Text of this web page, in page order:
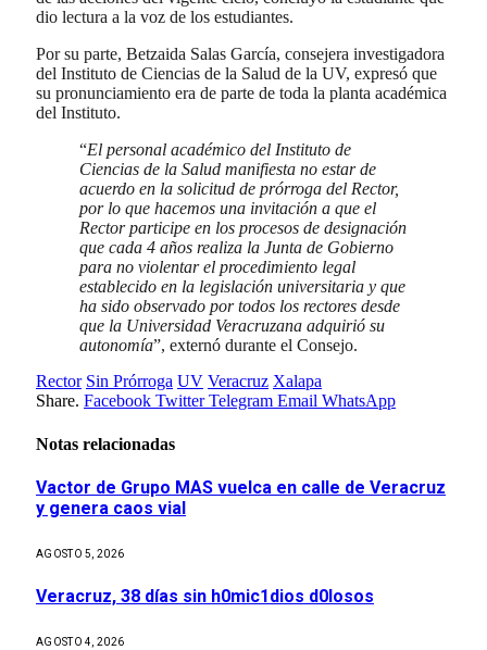
dio lectura a la voz de los estudiantes.
Por su parte, Betzaida Salas García, consejera investigadora
del Instituto de Ciencias de la Salud de la UV, expresó que
su pronunciamiento era de parte de toda la planta académica
del Instituto.
“El personal académico del Instituto de
Ciencias de la Salud manifiesta no estar de
acuerdo en la solicitud de prórroga del Rector,
por lo que hacemos una invitación a que el
Rector participe en los procesos de designación
que cada 4 años realiza la Junta de Gobierno
para no violentar el procedimiento legal
establecido en la legislación universitaria y que
ha sido observado por todos los rectores desde
que la Universidad Veracruzana adquirió su
autonomía”, externó durante el Consejo.
Rector Sin Prórroga UV Veracruz Xalapa
Share. Facebook Twitter Telegram Email WhatsApp
Notas relacionadas
Vactor de Grupo MAS vuelca en calle de Veracruz
y genera caos vial
AGOSTO 5, 2026
Veracruz, 38 días sin h0mic1dios d0losos
AGOSTO 4, 2026